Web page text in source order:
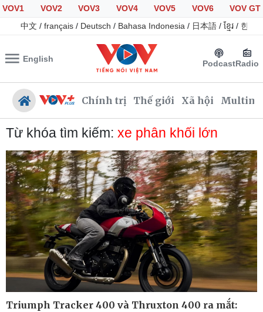
VOV1 VOV2 VOV3 VOV4 VOV5 VOV6
VOV GT
中文 / français / Deutsch / Bahasa Indonesia / 日本語 / ខ្មែរ / 한국
English PodcastRadio
Chính trị Thế giới Xã hội
Chính trị
Đảng
Tổ chức nhân sự
Quốc hội
Nhận diện sự thật
Xã hội
Tin 24h
Giáo dục
Dự báo thời tiết
Dấu ấn VOV
Việc làm
Biển đảo
Từ khóa tìm kiếm: xe phân khối lớn
Triumph Tracker 400 và Thruxton 400 ra mắt: